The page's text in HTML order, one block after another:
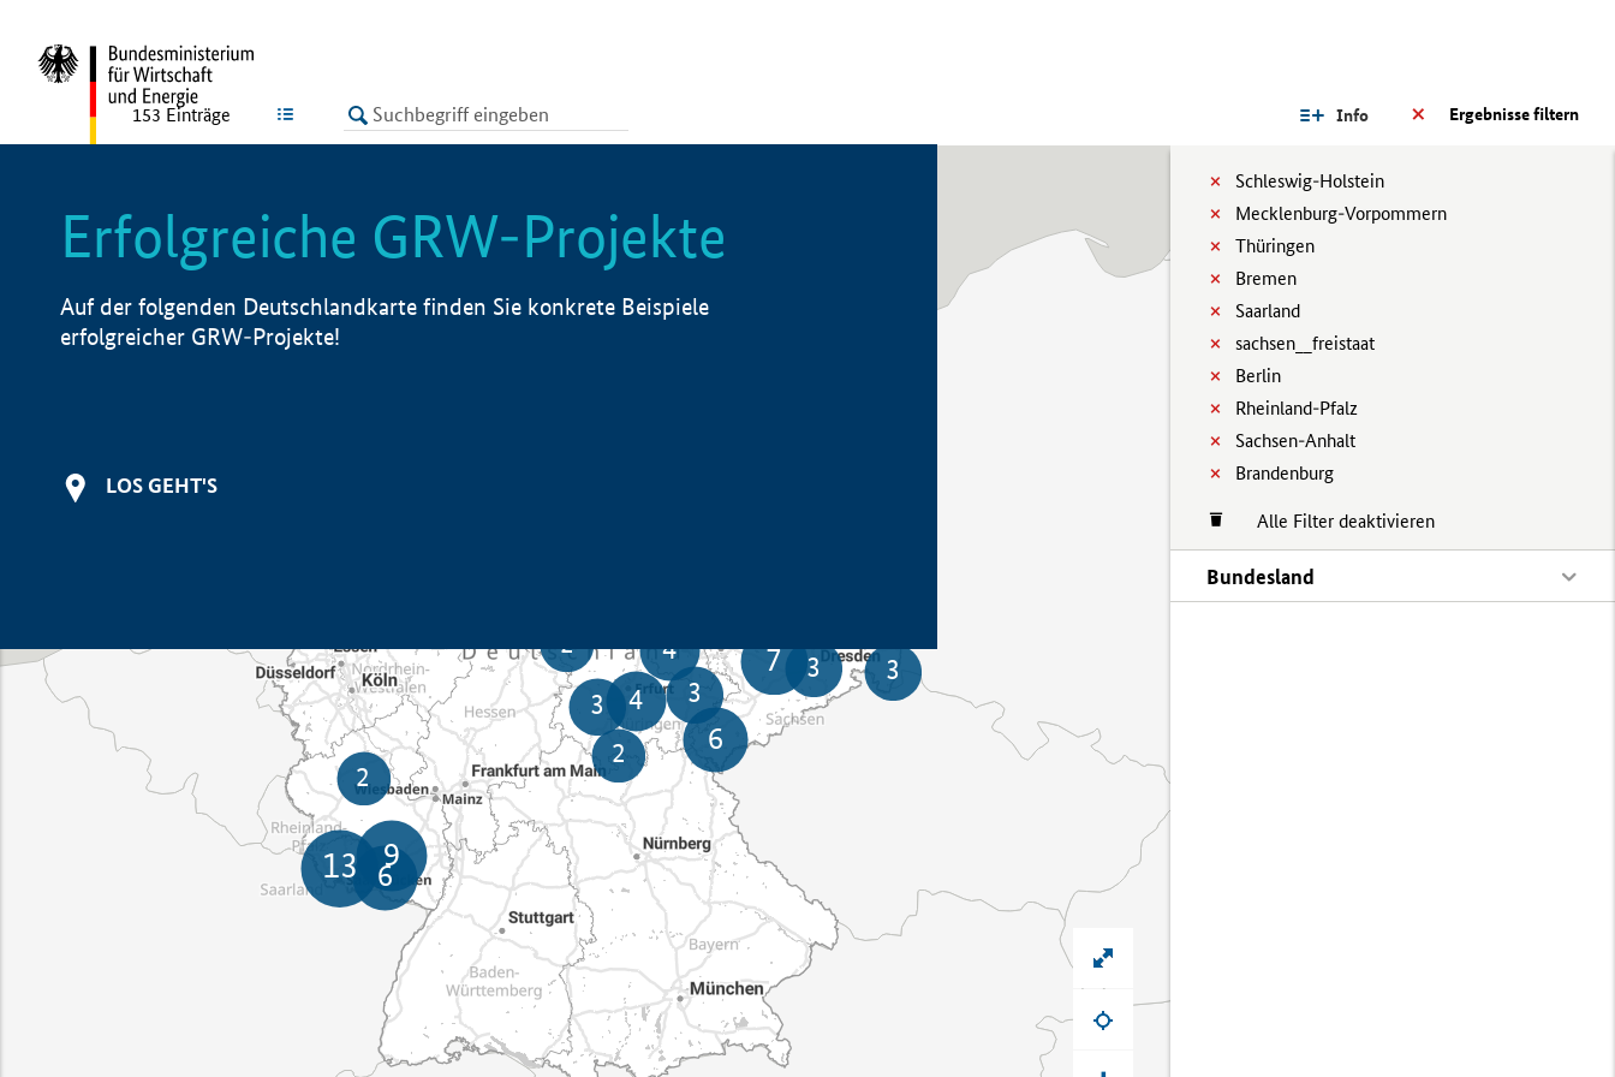
LISTE Ergebnisse filtern
Info
Schleswig-Holstein
Mecklenburg-Vorpommern
Thüringen
Bremen
Saarland
sachsen__freistaat
Berlin
Rheinland-Pfalz
Sachsen-Anhalt
Brandenburg
Alle Filter deaktivieren
Bundesland
153 Einträge
Erfolgreiche GRW-Projekte
Auf der folgenden Deutschlandkarte finden Sie konkrete Beispiele
erfolgreicher GRW-Projekte!
LOS GEHT'S